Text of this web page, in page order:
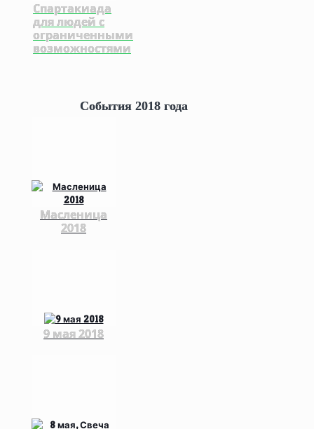
Спартакиада
для людей с
ограниченными
возможностями
События 2018 года
Масленица
2018
9 мая 2018